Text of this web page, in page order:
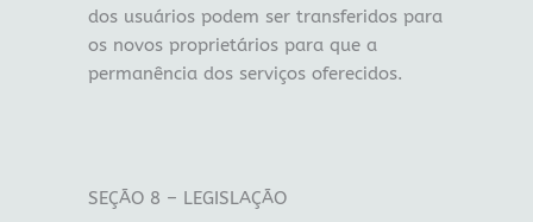
dos usuários podem ser transferidos para
os novos proprietários para que a
permanência dos serviços oferecidos.
SEÇÃO 8 – LEGISLAÇÃO